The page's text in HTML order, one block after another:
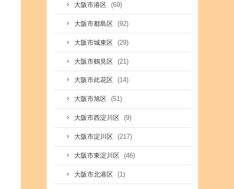
大阪市港区 (69)
大阪市都島区 (92)
大阪市城東区 (29)
大阪市鶴見区 (21)
大阪市此花区 (14)
大阪市旭区 (51)
大阪市西淀川区 (9)
大阪市淀川区 (217)
大阪市東淀川区 (46)
大阪市北港区 (1)